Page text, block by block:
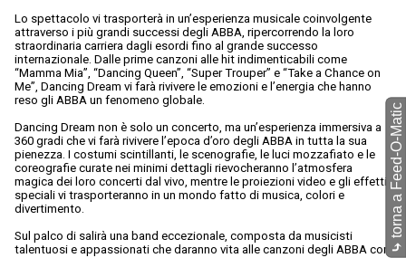
Lo spettacolo vi trasporterà in un’esperienza musicale coinvolgente
attraverso i più grandi successi degli ABBA, ripercorrendo la loro
straordinaria carriera dagli esordi fino al grande successo
internazionale. Dalle prime canzoni alle hit indimenticabili come
“Mamma Mia”, “Dancing Queen”, “Super Trouper” e “Take a Chance on
Me”, Dancing Dream vi farà rivivere le emozioni e l’energia che hanno
reso gli ABBA un fenomeno globale.
Dancing Dream non è solo un concerto, ma un’esperienza immersiva a
360 gradi che vi farà rivivere l’epoca d’oro degli ABBA in tutta la sua
pienezza. I costumi scintillanti, le scenografie, le luci mozzafiato e le
coreografie curate nei minimi dettagli rievocheranno l’atmosfera
magica dei loro concerti dal vivo, mentre le proiezioni video e gli effetti
speciali vi trasporteranno in un mondo fatto di musica, colori e
divertimento.
Sul palco di salirà una band eccezionale, composta da musicisti
talentuosi e appassionati che daranno vita alle canzoni degli ABBA con ⤷
torna a Feed-O-Matic